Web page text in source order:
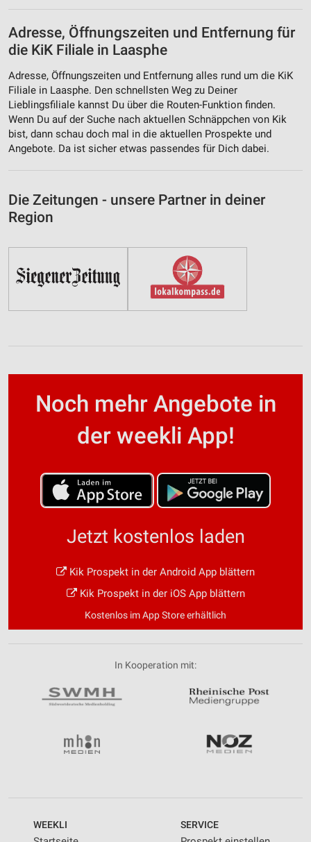
Adresse, Öffnungszeiten und Entfernung für
die KiK Filiale in Laasphe
Adresse, Öffnungszeiten und Entfernung alles rund um die KiK
Filiale in Laasphe. Den schnellsten Weg zu Deiner
Lieblingsfiliale kannst Du über die Routen-Funktion finden.
Wenn Du auf der Suche nach aktuellen Schnäppchen von Kik
bist, dann schau doch mal in die aktuellen Prospekte und
Angebote. Da ist sicher etwas passendes für Dich dabei.
Die Zeitungen - unsere Partner in deiner
Region
Noch mehr Angebote in
der weekli App!
Jetzt kostenlos laden
Kik Prospekt in der Android App blättern
Kik Prospekt in der iOS App blättern
Kostenlos im App Store erhältlich
In Kooperation mit:
WEEKLI SERVICE